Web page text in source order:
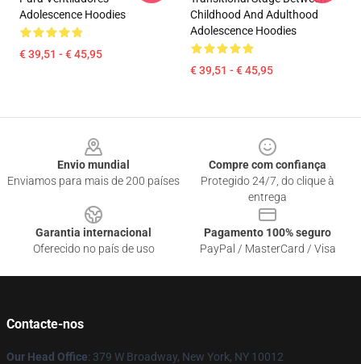
Adolescence Hoodies
€ 39,51 - € 45,95
Childhood And Adulthood
Adolescence Hoodies
€ 39,51 - € 45,95
Envio mundial
Enviamos para mais de 200 países
Compre com confiança
Protegido 24/7, do clique à
entrega
Garantia internacional
Oferecido no país de uso
Pagamento 100% seguro
PayPal / MasterCard / Visa
Contacte-nos
Our Head Office: 379 W Broadway, New York, NY 10012